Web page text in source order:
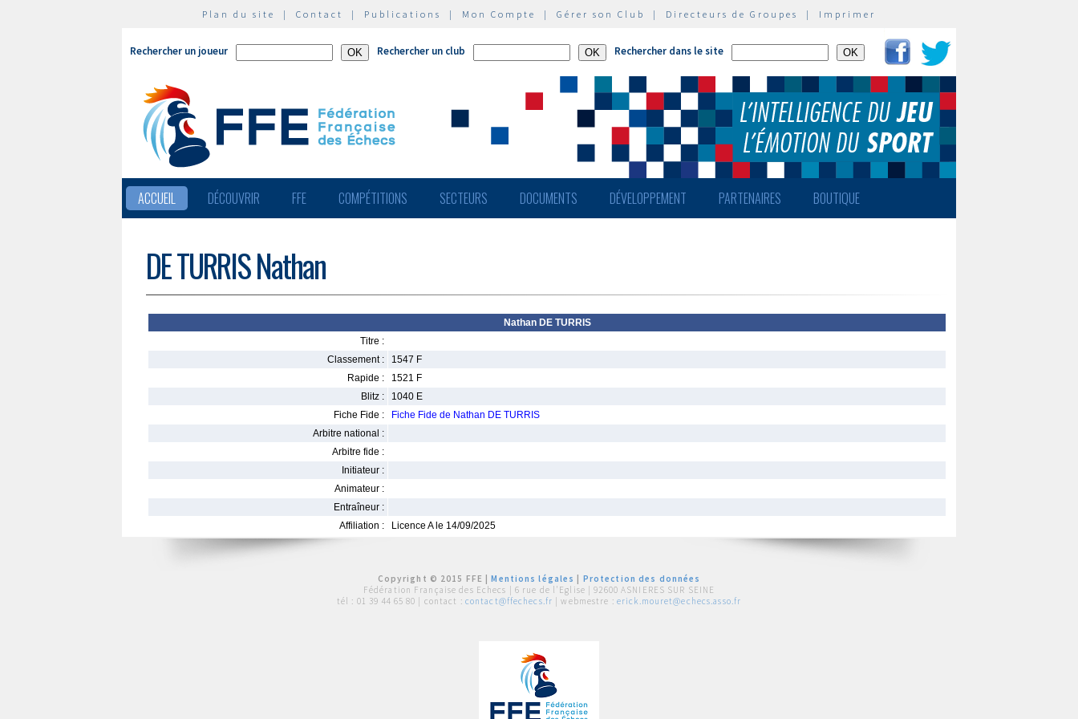
Plan du site | Contact | Publications | Mon Compte | Gérer son Club | Directeurs de Groupes | Imprimer
Rechercher un joueur Rechercher un club Rechercher dans le site
ACCUEIL DÉCOUVRIR FFE COMPÉTITIONS SECTEURS DOCUMENTS DÉVELOPPEMENT PARTENAIRES BOUTIQUE
DE TURRIS Nathan
Nathan DE TURRIS
Titre :
Classement :
1547 F
Rapide :
1521 F
Blitz :
1040 E
Fiche Fide :
Fiche Fide de Nathan DE TURRIS
Arbitre national :
Arbitre fide :
Initiateur :
Animateur :
Entraîneur :
Affiliation :
Licence A le 14/09/2025
Copyright © 2015 FFE |Mentions légales
Protection des données
Fédération Française des Echecs | 6 rue de l'Eglise | 92600 ASNIERES SUR SEINE
tél : 01 39 44 65 80 | contact : contact@ffechecs.fr | webmestre : erick.mouret@echecs.asso.fr